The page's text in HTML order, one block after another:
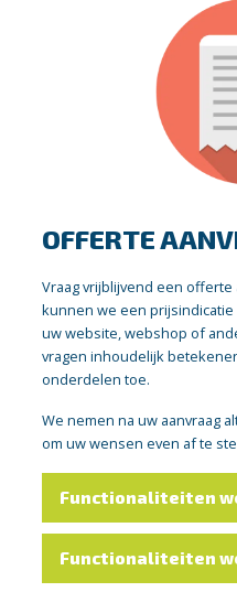
OFFERTE
Vraag vrijblijvend een
kunnen we een
uw website, webshop of
vragen inhoudelijk
onderdelen toe.
We nemen na uw aanvraag
om uw wensen even af te
Functionaliteiten
Functionaliteiten